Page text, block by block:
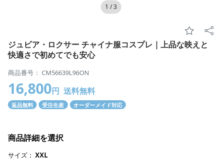
1 /3
ジュビア・ロクサー チャイナ服コスプレ｜上品な映えと
快適さで初めてでも安心
商品番号： CM56639L96ON
16,800円 送料無料
返品無料 受注生産 オーダーメイド対応
商品詳細を選択
サイズ： XXL